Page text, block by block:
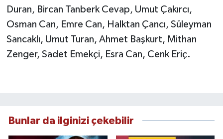
Duran, Bircan Tanberk Cevap, Umut Çakırcı,
Osman Can, Emre Can, Halktan Çancı, Süleyman
Sancaklı, Umut Turan, Ahmet Başkurt, Mithan
Zenger, Sadet Emekçi, Esra Can, Cenk Eriç.
Bunlar da ilginizi çekebilir